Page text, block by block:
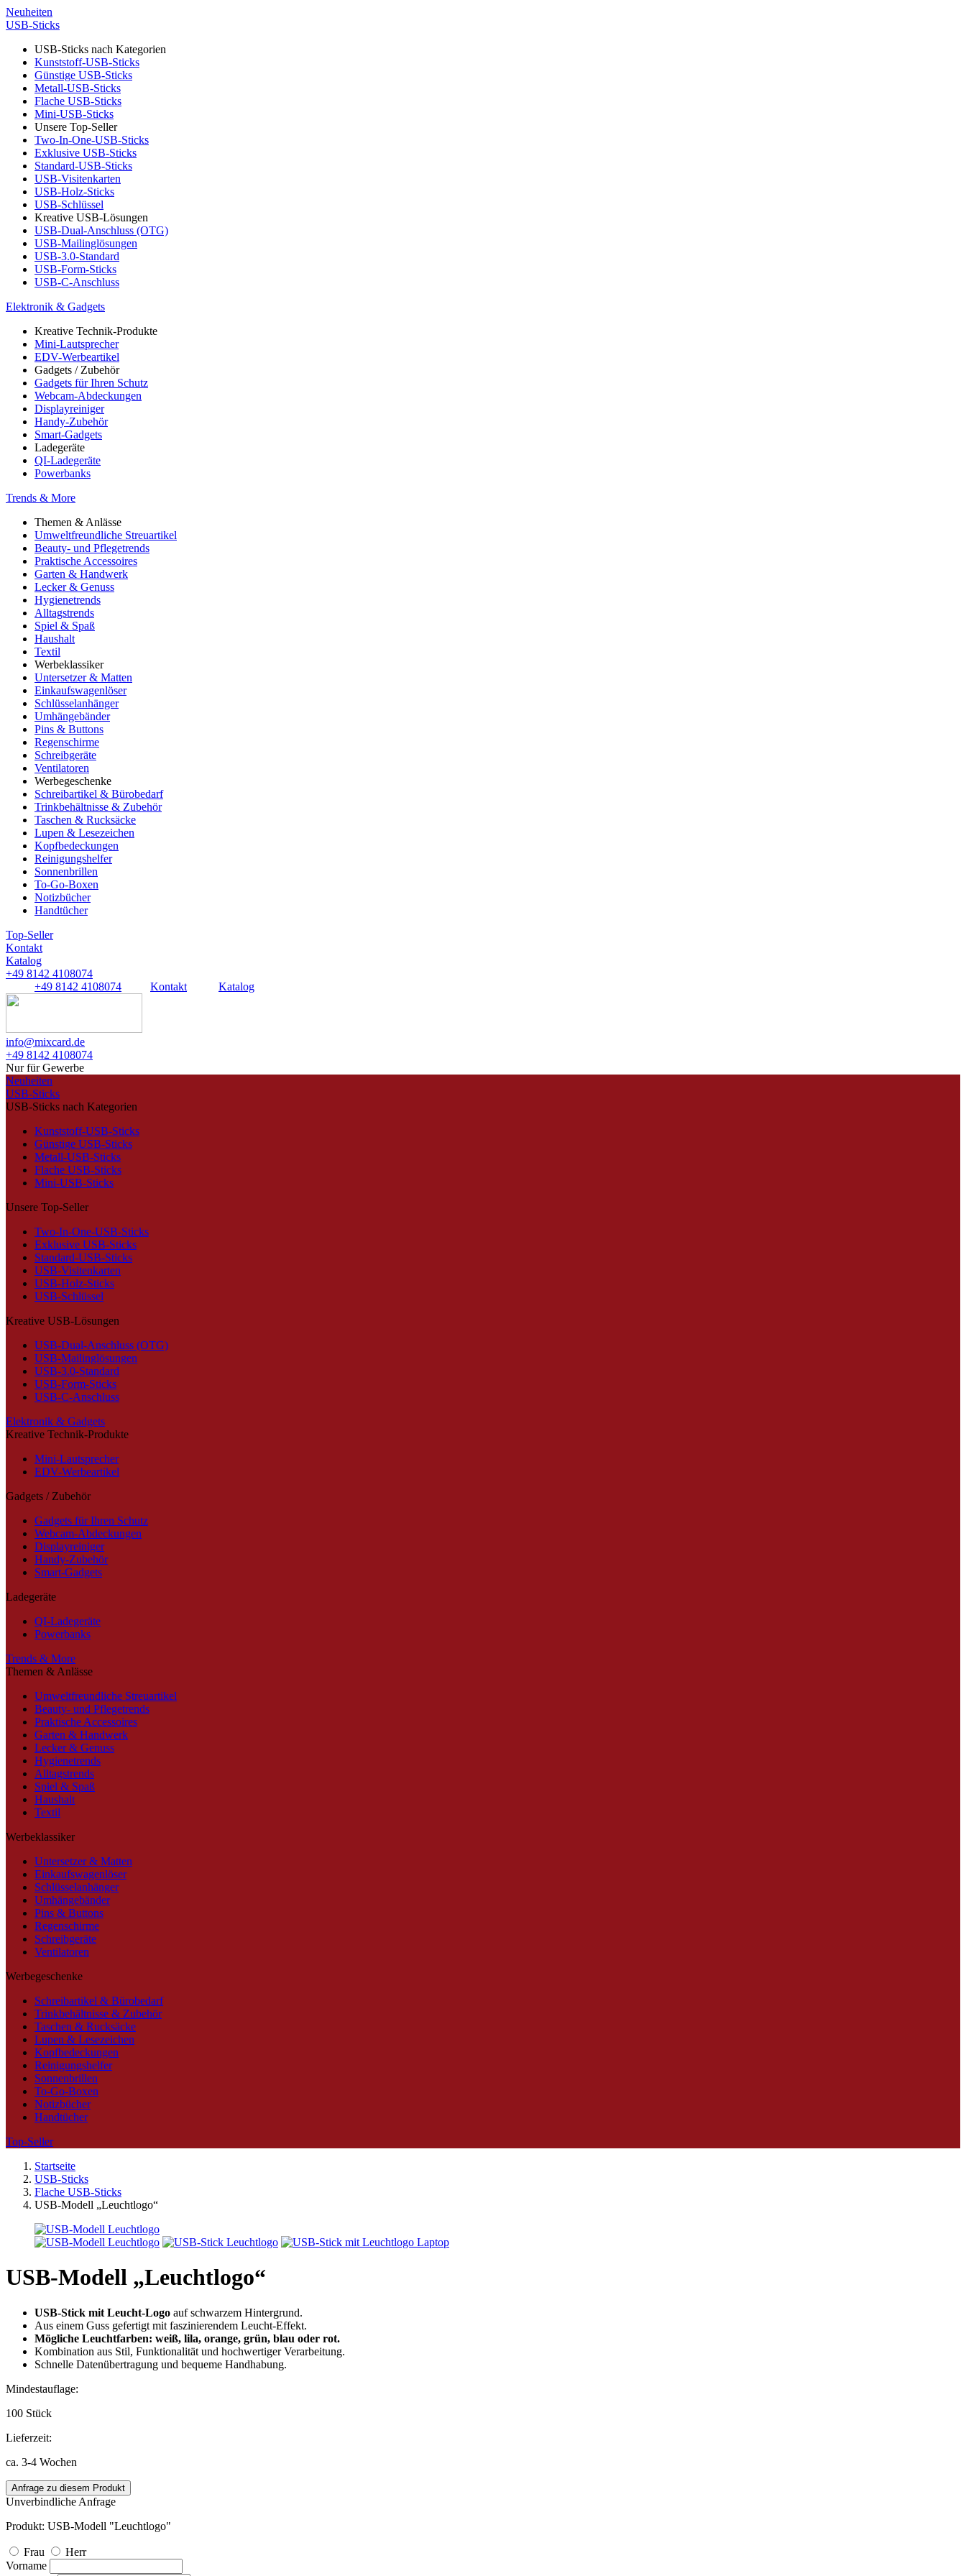
Neuheiten
USB-Sticks
USB-Sticks nach Kategorien
Kunststoff-USB-Sticks
Günstige USB-Sticks
Metall-USB-Sticks
Flache USB-Sticks
Mini-USB-Sticks
Unsere Top-Seller
Two-In-One-USB-Sticks
Exklusive USB-Sticks
Standard-USB-Sticks
USB-Visitenkarten
USB-Holz-Sticks
USB-Schlüssel
Kreative USB-Lösungen
USB-Dual-Anschluss (OTG)
USB-Mailinglösungen
USB-3.0-Standard
USB-Form-Sticks
USB-C-Anschluss
Elektronik & Gadgets
Kreative Technik-Produkte
Mini-Lautsprecher
EDV-Werbeartikel
Gadgets / Zubehör
Gadgets für Ihren Schutz
Webcam-Abdeckungen
Displayreiniger
Handy-Zubehör
Smart-Gadgets
Ladegeräte
QI-Ladegeräte
Powerbanks
Trends & More
Themen & Anlässe
Umweltfreundliche Streuartikel
Beauty- und Pflegetrends
Praktische Accessoires
Garten & Handwerk
Lecker & Genuss
Hygienetrends
Alltagstrends
Spiel & Spaß
Haushalt
Textil
Werbeklassiker
Untersetzer & Matten
Einkaufswagenlöser
Schlüsselanhänger
Umhängebänder
Pins & Buttons
Regenschirme
Schreibgeräte
Ventilatoren
Werbegeschenke
Schreibartikel & Bürobedarf
Trinkbehältnisse & Zubehör
Taschen & Rucksäcke
Lupen & Lesezeichen
Kopfbedeckungen
Reinigungshelfer
Sonnenbrillen
To-Go-Boxen
Notizbücher
Handtücher
Top-Seller
Kontakt
Katalog
+49 8142 4108074
+49 8142 4108074
Kontakt Katalog
info@mixcard.de
+49 8142 4108074
Nur für Gewerbe
Neuheiten
USB-Sticks
USB-Sticks nach Kategorien
Kunststoff-USB-Sticks
Günstige USB-Sticks
Metall-USB-Sticks
Flache USB-Sticks
Mini-USB-Sticks
Unsere Top-Seller
Two-In-One-USB-Sticks
Exklusive USB-Sticks
Standard-USB-Sticks
USB-Visitenkarten
USB-Holz-Sticks
USB-Schlüssel
Kreative USB-Lösungen
USB-Dual-Anschluss (OTG)
USB-Mailinglösungen
USB-3.0-Standard
USB-Form-Sticks
USB-C-Anschluss
Elektronik & Gadgets
Kreative Technik-Produkte
Mini-Lautsprecher
EDV-Werbeartikel
Gadgets / Zubehör
Gadgets für Ihren Schutz
Webcam-Abdeckungen
Displayreiniger
Handy-Zubehör
Smart-Gadgets
Ladegeräte
QI-Ladegeräte
Powerbanks
Trends & More
Themen & Anlässe
Umweltfreundliche Streuartikel
Beauty- und Pflegetrends
Praktische Accessoires
Garten & Handwerk
Lecker & Genuss
Hygienetrends
Alltagstrends
Spiel & Spaß
Haushalt
Textil
Werbeklassiker
Untersetzer & Matten
Einkaufswagenlöser
Schlüsselanhänger
Umhängebänder
Pins & Buttons
Regenschirme
Schreibgeräte
Ventilatoren
Werbegeschenke
Schreibartikel & Bürobedarf
Trinkbehältnisse & Zubehör
Taschen & Rucksäcke
Lupen & Lesezeichen
Kopfbedeckungen
Reinigungshelfer
Sonnenbrillen
To-Go-Boxen
Notizbücher
Handtücher
Top-Seller
Startseite
USB-Sticks
Flache USB-Sticks
USB-Modell „Leuchtlogo“
USB-Modell „Leuchtlogo“
USB-Stick mit Leucht-Logo auf schwarzem Hintergrund.
Aus einem Guss gefertigt mit faszinierendem Leucht-Effekt.
Mögliche Leuchtfarben: weiß, lila, orange, grün, blau oder rot.
Kombination aus Stil, Funktionalität und hochwertiger Verarbeitung.
Schnelle Datenübertragung und bequeme Handhabung.
Mindestauflage:
100 Stück
Lieferzeit:
ca. 3-4 Wochen
Anfrage zu diesem Produkt
Unverbindliche Anfrage
Produkt: USB-Modell "Leuchtlogo"
Frau
Herr
Vorname